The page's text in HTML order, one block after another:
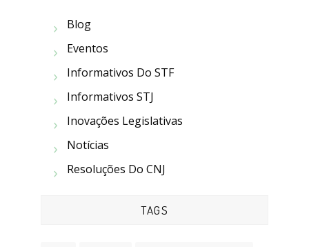
Blog
Eventos
Informativos Do STF
Informativos STJ
Inovações Legislativas
Notícias
Resoluções Do CNJ
TAGS